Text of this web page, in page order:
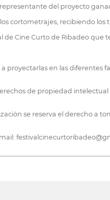
del proyecto
cortometrajes, recibiendo
de Cine Curto de Ribadeo
proyectarlas en las diferentes
de propiedad
se reserva el derecho a